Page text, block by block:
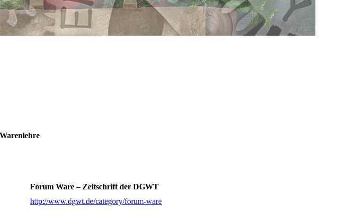
Forum Ware – Zeitschrift der DGWT
http://www.dgwt.de/category/forum-ware